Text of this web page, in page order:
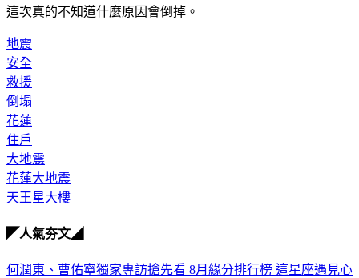
這次真的不知道什麼原因會倒掉。
地震
安全
救援
倒塌
花蓮
住戶
大地震
花蓮大地震
天王星大樓
◤人氣夯文◢
何潤東、曹佑寧獨家專訪搶先看 8月緣分排行榜 這星座遇見心